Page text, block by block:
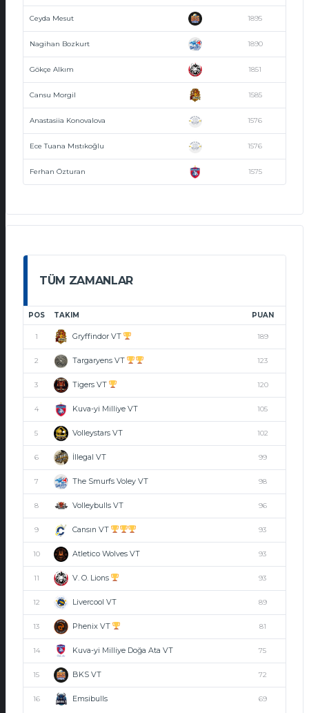
Ceyda Mesut 1895
Nagihan Bozkurt 1890
Gökçe Alkım 1851
Cansu Morgil 1585
Anastasiia Konovalova 1576
Ece Tuana Mıstıkoğlu 1576
Ferhan Özturan 1575
TÜM ZAMANLAR
POS TAKIM PUAN
1 Gryffindor VT 189
2 Targaryens VT 123
3 Tigers VT 120
4 Kuva-yi Milliye VT 105
5 Volleystars VT 102
6 İllegal VT 99
7 The Smurfs Voley VT 98
8 Volleybulls VT 96
9 Cansın VT 93
10 Atletico Wolves VT 93
11 V. O. Lions 93
12 Livercool VT 89
13 Phenix VT 81
14 Kuva-yi Milliye Doğa Ata VT 75
15 BKS VT 72
16 Emsibulls 69